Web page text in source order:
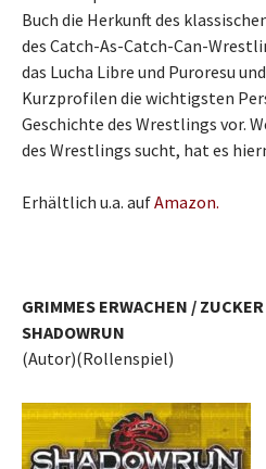
Buch die Herkunft des
des Catch-As-Catch-Can-
das Lucha Libre und Puroresu
Kurzprofilen die wichtigsten
Geschichte des Wrestlings vor.
des Wrestlings sucht, hat es
Erhältlich u.a. aufAmazon.
GRIMMES ERWACHEN /
SHADOWRUN
(Autor)(Rollenspiel)